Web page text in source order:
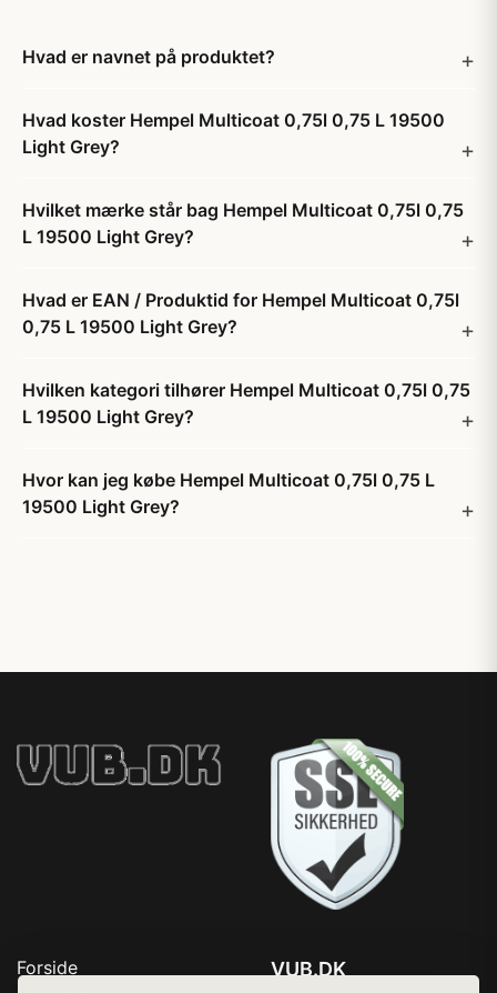
Hvad er navnet på produktet?
Hvad koster Hempel Multicoat 0,75l 0,75 L 19500
Light Grey?
Hvilket mærke står bag Hempel Multicoat 0,75l 0,75
L 19500 Light Grey?
Hvad er EAN / Produktid for Hempel Multicoat 0,75l
0,75 L 19500 Light Grey?
Hvilken kategori tilhører Hempel Multicoat 0,75l 0,75
L 19500 Light Grey?
Hvor kan jeg købe Hempel Multicoat 0,75l 0,75 L
19500 Light Grey?
Forside
VUB.DK